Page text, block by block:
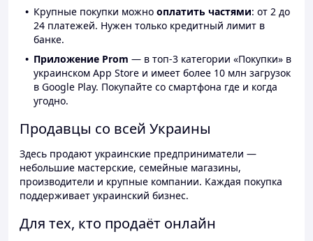
Крупные покупки можно оплатить частями: от 2 до
24 платежей. Нужен только кредитный лимит в
банке.
Приложение Prom — в топ-3 категории «Покупки» в
украинском App Store и имеет более 10 млн загрузок
в Google Play. Покупайте со смартфона где и когда
угодно.
Продавцы со всей Украины
Здесь продают украинские предприниматели —
небольшие мастерские, семейные магазины,
производители и крупные компании. Каждая покупка
поддерживает украинский бизнес.
Для тех, кто продаёт онлайн